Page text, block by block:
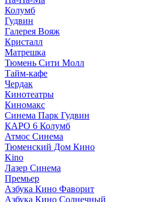
Колумб
Гудвин
Галерея Вояж
Кристалл
Матрешка
Тюмень Сити Молл
Тайм-кафе
Чердак
Кинотеатры
Киномакс
Синема Парк Гудвин
КАРО 6 Колумб
Атмос Синема
Тюменский Дом Кино
Kino
Лазер Синема
Премьер
Азбука Кино Фаворит
Азбука Кино Солнечный